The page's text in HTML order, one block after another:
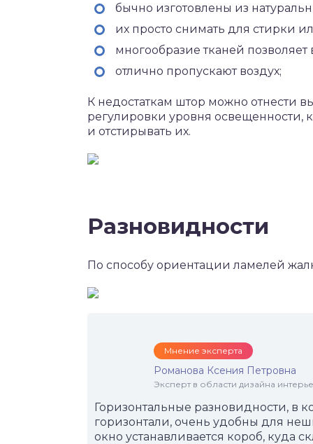
бычно изготовлены из
их просто снимать для стирки
многообразие тканей
отлично пропускают воздух;
К недостаткам штор можно отнести
регулировки уровня освещенности,
и отстирывать их.
Разновидности
По способу ориентации ламелей
Мнение эксперта
Романова Ксения Петровна
Эксперт в области дизайна
Горизонтальные разновидности, в
горизонтали, очень удобны для
окно устанавливается короб, куда